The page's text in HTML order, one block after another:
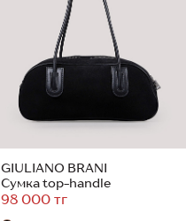
GIULIANO BRANI
Сумка top-handle
98 000 тг